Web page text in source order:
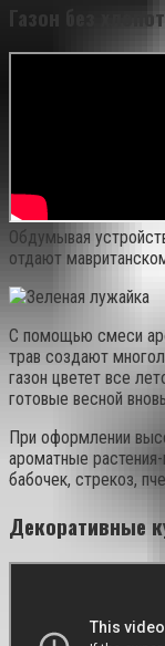
Газон без хлопот
Обдумывая
отдают
С помощью смеси
трав создают
газон цветет все
готовые весной
При оформлении
ароматные
бабочек, стрекоз,
Декоративные